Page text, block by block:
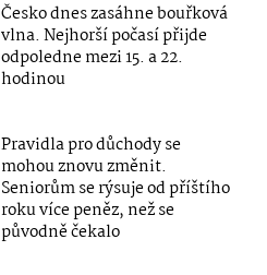
Česko dnes zasáhne bouřková
vlna. Nejhorší počasí přijde
odpoledne mezi 15. a 22.
hodinou
Pravidla pro důchody se
mohou znovu změnit.
Seniorům se rýsuje od příštího
roku více peněz, než se
původně čekalo